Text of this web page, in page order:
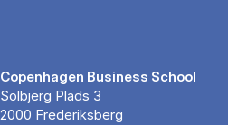
Copenhagen Business School
Solbjerg Plads 3
2000 Frederiksberg